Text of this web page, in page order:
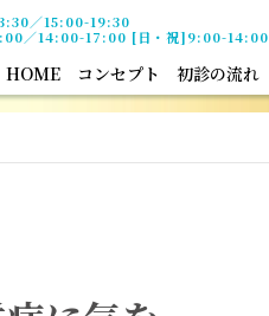
／15:00-19:30
／14:00-17:00 [日・祝]9:00-14:00
HOME コンセプト 初診の流れ